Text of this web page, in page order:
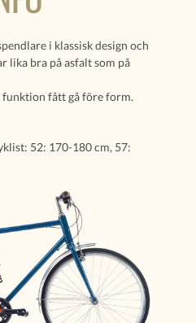
i klassisk design och
lika bra på asfalt som på
funktion fått gå före form.
52: 170-180 cm, 57: